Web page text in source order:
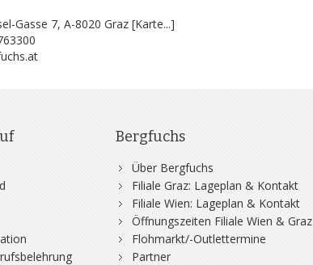
Gasse 7, A-8020 Graz [Karte...]
Bergfuchs
Über Bergfuchs
Filiale Graz: Lageplan & Kontakt
Filiale Wien: Lageplan & Kontakt
Öffnungszeiten Filiale Wien & Graz
Flohmarkt/-Outlettermine
Partner